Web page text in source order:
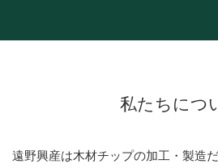
私たちにつ
遠野興産は木材チップの加工・製造